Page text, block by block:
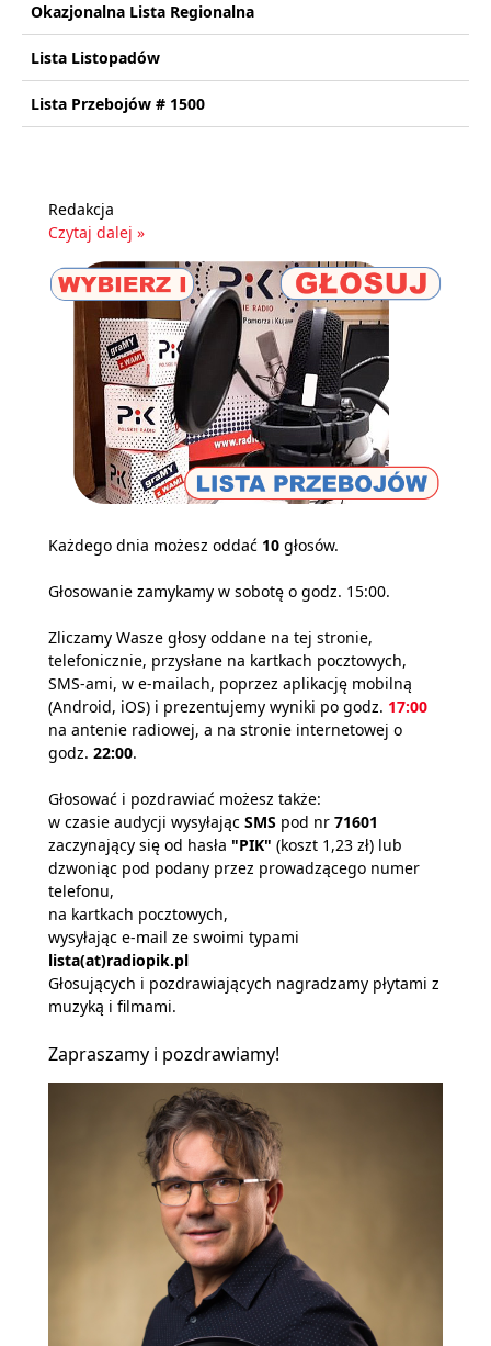
Okazjonalna Lista Regionalna
Lista Listopadów
Lista Przebojów # 1500
Redakcja
Czytaj dalej »
Każdego dnia możesz oddać 10 głosów.
Głosowanie zamykamy w sobotę o godz. 15:00.
Zliczamy Wasze głosy oddane na tej stronie,
telefonicznie, przysłane na kartkach pocztowych,
SMS-ami, w e-mailach, poprzez aplikację mobilną
(Android, iOS) i prezentujemy wyniki po godz. 17:00
na antenie radiowej, a na stronie internetowej o
godz. 22:00.
Głosować i pozdrawiać możesz także:
w czasie audycji wysyłając SMS pod nr 71601
zaczynający się od hasła "PIK" (koszt 1,23 zł) lub
dzwoniąc pod podany przez prowadzącego numer
telefonu,
na kartkach pocztowych,
wysyłając e-mail ze swoimi typami
lista(at)radiopik.pl
Głosujących i pozdrawiających nagradzamy płytami z
muzyką i filmami.
Zapraszamy i pozdrawiamy!